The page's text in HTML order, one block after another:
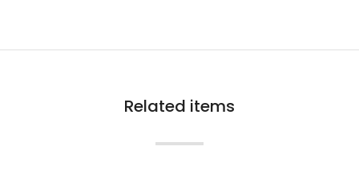
Related items